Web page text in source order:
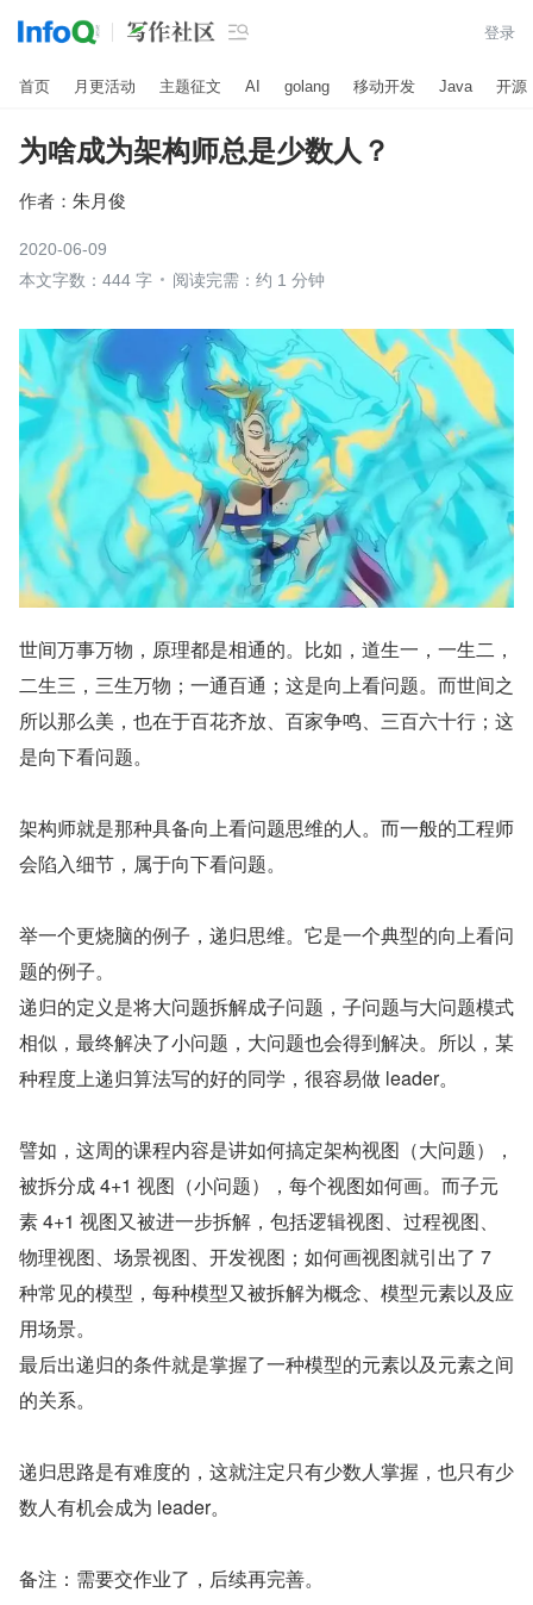
 登录
首页 月更活动 主题征文 AI golang 移动开发 Java 开源
为啥成为架构师总是少数人？
作者： 朱月俊
2020-06-09
本文字数：444 字
阅读完需：约 1 分钟
世间万事万物，原理都是相通的。比如，道生一，一生二，
二生三，三生万物；一通百通；这是向上看问题。而世间之
所以那么美，也在于百花齐放、百家争鸣、三百六十行；这
是向下看问题。
架构师就是那种具备向上看问题思维的人。而一般的工程师
会陷入细节，属于向下看问题。
举一个更烧脑的例子，递归思维。它是一个典型的向上看问
题的例子。
递归的定义是将大问题拆解成子问题，子问题与大问题模式
相似，最终解决了小问题，大问题也会得到解决。所以，某
种程度上递归算法写的好的同学，很容易做 leader。
譬如，这周的课程内容是讲如何搞定架构视图（大问题），
被拆分成 4+1 视图（小问题），每个视图如何画。而子元
素 4+1 视图又被进一步拆解，包括逻辑视图、过程视图、
物理视图、场景视图、开发视图；如何画视图就引出了 7
种常见的模型，每种模型又被拆解为概念、模型元素以及应
用场景。
最后出递归的条件就是掌握了一种模型的元素以及元素之间
的关系。
递归思路是有难度的，这就注定只有少数人掌握，也只有少
数人有机会成为 leader。
备注：需要交作业了，后续再完善。